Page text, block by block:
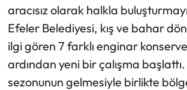
aracısız olarak halkla
Efeler Belediyesi, kış ve bahar
ilgi gören 7 farklı enginar
ardından yeni bir çalışma başlattı.
sezonunun gelmesiyle birlikte